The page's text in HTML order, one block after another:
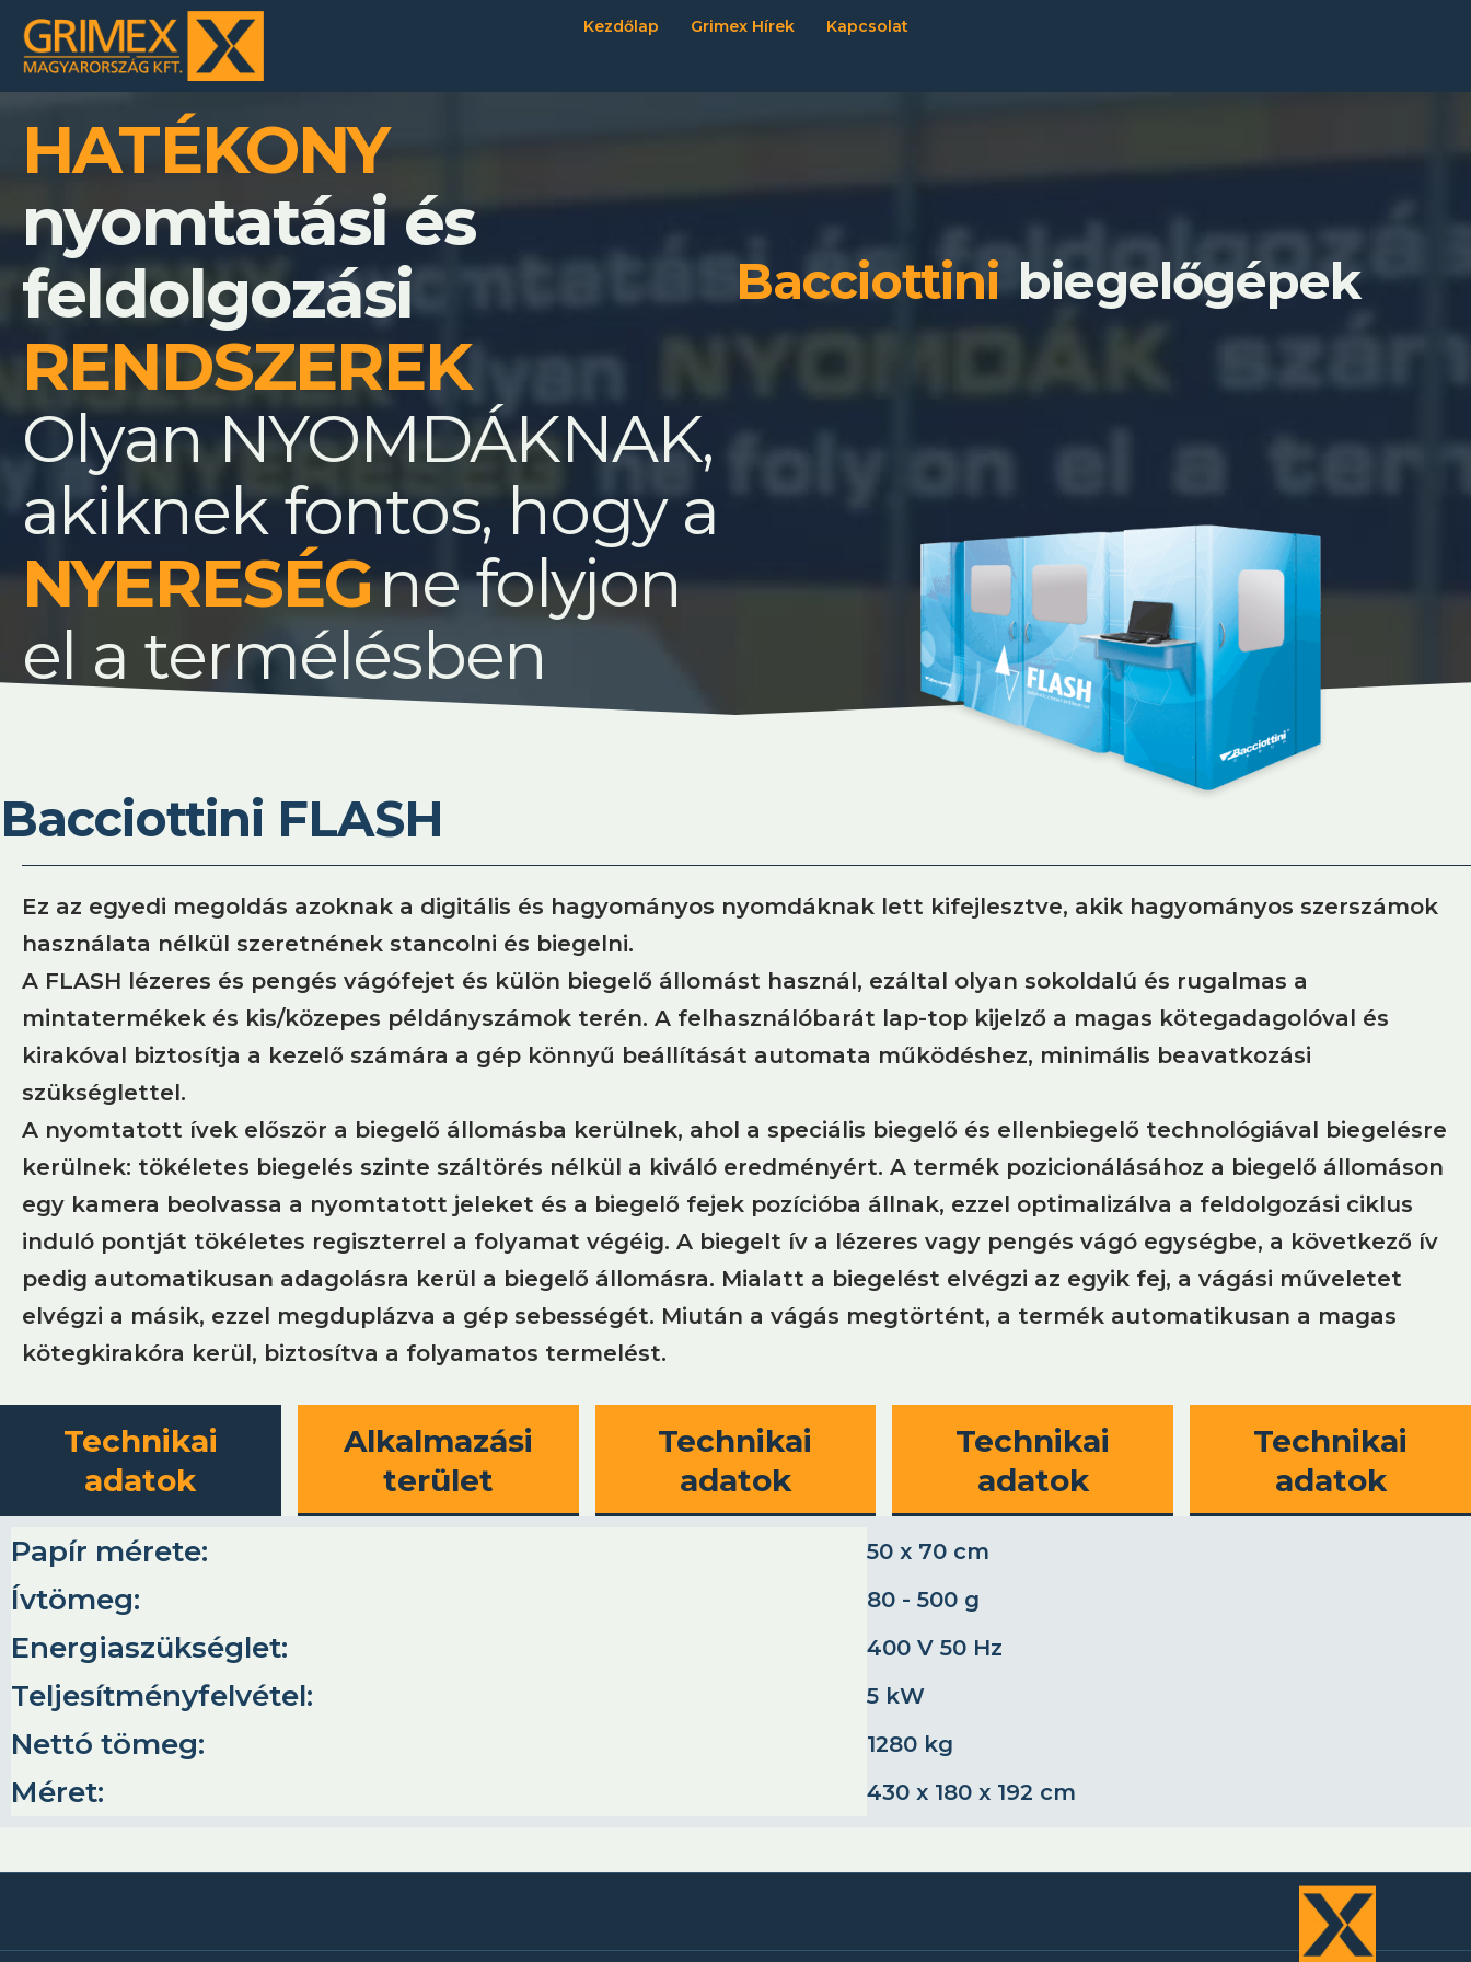
Kezdőlap Grimex Hírek Kapcsolat
HATÉKONY
nyomtatási és
feldolgozási
RENDSZEREK
Olyan NYOMDÁKNAK,
akiknek fontos, hogy a
ne folyjon
el a termélésben
Bacciottini biegelőgépek
Bacciottini FLASH
Ez az egyedi megoldás azoknak a digitális és hagyományos nyomdáknak lett kifejlesztve, akik hagyományos szerszámok
használata nélkül szeretnének stancolni és biegelni.
A FLASH lézeres és pengés vágófejet és külön biegelő állomást használ, ezáltal olyan sokoldalú és rugalmas a
mintatermékek és kis/közepes példányszámok terén. A felhasználóbarát lap-top kijelző a magas kötegadagolóval és
kirakóval biztosítja a kezelő számára a gép könnyű beállítását automata működéshez, minimális beavatkozási
szükséglettel.
A nyomtatott ívek először a biegelő állomásba kerülnek, ahol a speciális biegelő és ellenbiegelő technológiával biegelésre
kerülnek: tökéletes biegelés szinte száltörés nélkül a kiváló eredményért. A termék pozicionálásához a biegelő állomáson
egy kamera beolvassa a nyomtatott jeleket és a biegelő fejek pozícióba állnak, ezzel optimalizálva a feldolgozási ciklus
induló pontját tökéletes regiszterrel a folyamat végéig. A biegelt ív a lézeres vagy pengés vágó egységbe, a következő ív
pedig automatikusan adagolásra kerül a biegelő állomásra. Mialatt a biegelést elvégzi az egyik fej, a vágási műveletet
elvégzi a másik, ezzel megduplázva a gép sebességét. Miután a vágás megtörtént, a termék automatikusan a magas
kötegkirakóra kerül, biztosítva a folyamatos termelést.
Technikai
adatok
Alkalmazási
terület
Technikai
adatok
Technikai
adatok
Technikai
adatok
Papír mérete: 50 x 70 cm
Ívtömeg: 80 - 500 g
Energiaszükséglet: 400 V 50 Hz
Teljesítményfelvétel: 5 kW
Nettó tömeg: 1280 kg
Méret: 430 x 180 x 192 cm